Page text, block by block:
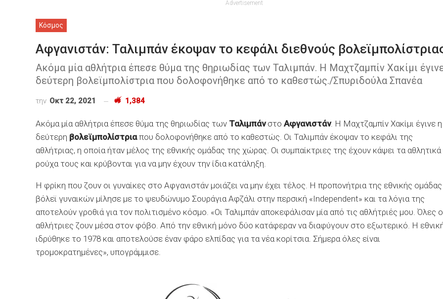
Advertisement
Κόσμος
Αφγανιστάν: Ταλιμπάν έκοψαν το κεφάλι διεθνούς
Ακόμα μία αθλήτρια έπεσε θύμα της θηριωδίας των Ταλιμπάν. Η Μαχτζαμπίν Χακίμι
δεύτερη βολεϊμπολίστρια που δολοφονήθηκε από το καθεστώς./Σπυριδούλα Σπανέα
την Οκτ 22, 2021 1,384
Ακόμα μία αθλήτρια έπεσε θύμα της θηριωδίας των Ταλιμπάνστο Αφγανιστάν. Η Μαχτζαμπίν Χακίμι έγινε η
δεύτερη βολεϊμπολίστριαπου δολοφονήθηκε από το καθεστώς. Οι Ταλιμπάν έκοψαν το κεφάλι της
αθλήτριας, η οποία ήταν μέλος της εθνικής ομάδας της χώρας. Οι συμπαίκτριες της έχουν κάψει τα αθλητικά
ρούχα τους και κρύβονται για να μην έχουν την ίδια κατάληξη.
Η φρίκη που ζουν οι γυναίκες στο Αφγανιστάν μοιάζει να μην έχει τέλος. Η προπονήτρια της εθνικής ομάδας
βόλεϊ γυναικών μίλησε με το ψευδώνυμο Σουράγια Αφζάλι στην περσική «Independent» και τα λόγια της
αποτελούν γροθιά για τον πολιτισμένο κόσμο. «Οι Ταλιμπάν αποκεφάλισαν μία από τις αθλήτριές μου. Όλες
αθλήτριες ζουν μέσα στον φόβο. Από την εθνική μόνο δύο κατάφεραν να διαφύγουν στο εξωτερικό. Η
ιδρύθηκε το 1978 και αποτελούσε έναν φάρο ελπίδας για τα νέα κορίτσια. Σήμερα όλες είναι
τρομοκρατημένες», υπογράμμισε.